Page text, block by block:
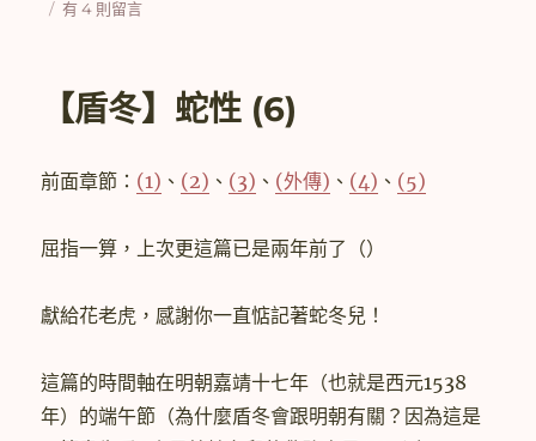
佈 在
性
有 4 則留言
【盾冬】蛇性 (6)
前面章節： (1) 、 (2) 、 (3) 、 (外傳) 、 (4) 、 (5)
屈指一算，上次更這篇已是兩年前了（）
獻給花老虎，感謝你一直惦記著蛇冬兒！
這篇的時間軸在明朝嘉靖十七年（也就是西元1538
年）的端午節（為什麼盾冬會跟明朝有關？因為這是